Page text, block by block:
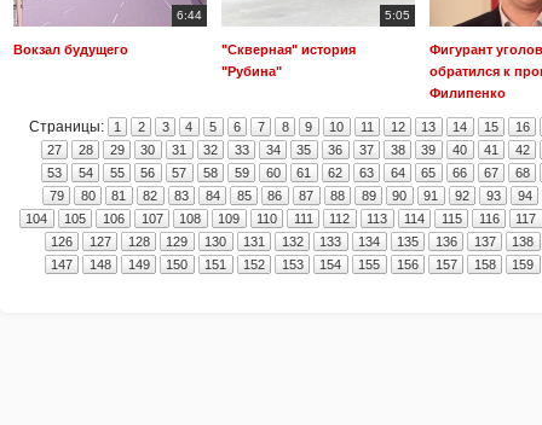
6:44
Вокзал будущего
5:05
"Скверная" история
"Рубина"
Фигурант
обратился к
Филипенко
Страницы: 1 2 3 4 5 6 7 8 9 10 11 12 13 14 15
16
27
28 29 30 31 32 33 34 35 36 37 38 39 40 41
42
53
54 55 56 57 58 59 60 61 62 63 64 65 66 67
68
79
80 81 82 83 84 85 86 87 88 89 90 91 92 93
94
104
105 106 107 108 109 110 111 112 113 114 115 116
117
126
127 128 129 130 131 132 133 134 135 136 137
138
147
148 149 150 151 152 153 154 155 156 157 158 159